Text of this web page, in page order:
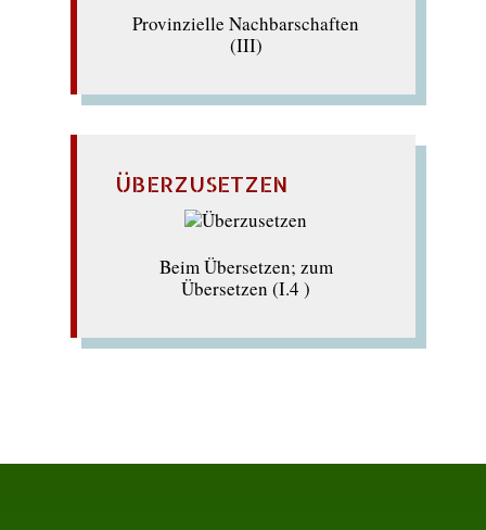
Provinzielle Nachbarschaften
(III)
ÜBERZUSETZEN
Beim Übersetzen; zum
Übersetzen (I.4 )